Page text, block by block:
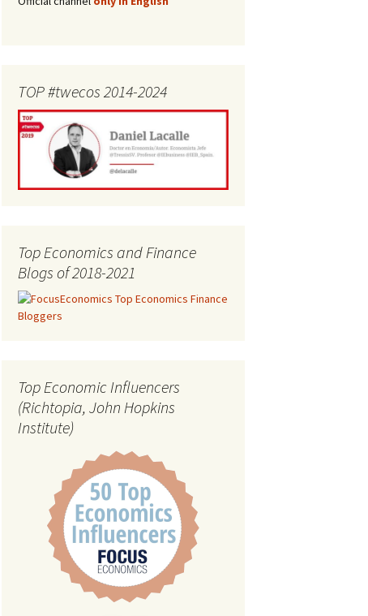
TOP #twecos 2014-2024
Top Economics and Finance
Blogs of 2018-2021
Top Economic Influencers
(Richtopia, John Hopkins
Institute)